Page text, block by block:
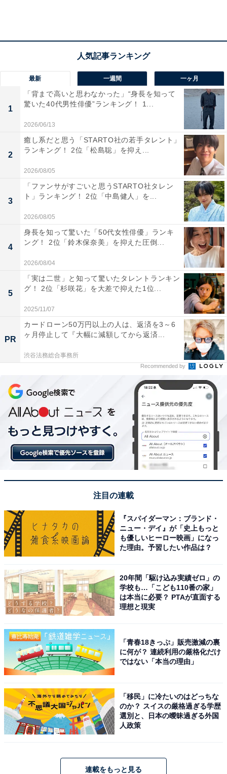
次ページ
5位までの全ランキング結果を見
る
こちらもおすすめ
山口県民が選ぶ「住みたい自治体」ランキン
グ！ 2位「東京23区」を抑えた1位は？
1
最新 一週間 一ヶ月
1
「背まで高いと思わなかった」“身長を知って
驚いた40代男性俳優”ランキング！ 1...
2026/06/13
2
癒し系だと思う「STARTO社の若手タレント」
ランキング！ 2位「松島聡」を抑え...
2026/08/05
3
「ファンサがすごいと思うSTARTO社タレン
ト」ランキング！ 2位「中島健人」を...
2026/08/05
4
身長を知って驚いた「50代女性俳優」ランキ
ング！ 2位「鈴木保奈美」を抑えた圧倒...
2026/08/04
5
「実は二世」と知って驚いたタレントランキン
グ！ 2位「杉咲花」を大差で抑えた1位...
2025/11/07
PR
カードローン50万円以上の人は、返済を3～6
ヶ月停止して『大幅に減額してから返済...
渋谷法務総合事務所
Recommended by
注目の連載
『スパイダーマン：ブランド・
ニュー・デイ』が「史上もっと
も優しいヒーロー映画」になっ
た理由。予習したい作品は？
20年間「駆け込み実績ゼロ」の
学校も…「こども110番の家」
は本当に必要？ PTAが直面する
理想と現実
「青春18きっぷ」販売激減の裏
に何が？ 連続利用の厳格化だけ
ではない「本当の理由」
「移民」に冷たいのはどっちな
のか？ スイスの厳格過ぎる学歴
選別と、日本の曖昧過ぎる外国
人政策
連載をもっと見る